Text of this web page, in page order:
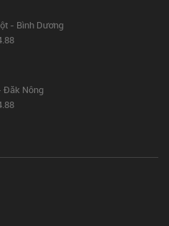
- Bình Dương
Đăk Nông